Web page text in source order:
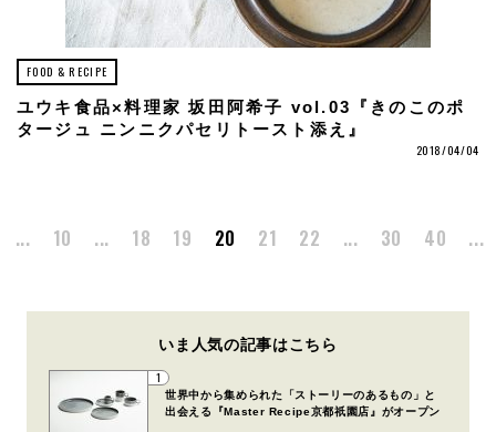
FOOD & RECIPE
ユウキ食品×料理家 坂田阿希子 vol.03『きのこのポ
タージュ ニンニクパセリトースト添え』
2018/04/04
... 10 ... 18 19 20 21 22 ... 30 40 ...
いま人気の記事はこちら
1
世界中から集められた「ストーリーのあるもの」と
出会える『Master Recipe京都祇園店』がオープン